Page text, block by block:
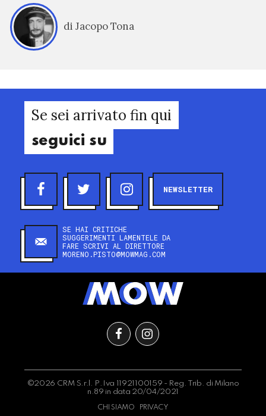
di Jacopo Tona
Se sei arrivato fin qui
seguici su
NEWSLETTER
SE HAI CRITICHE
SUGGERIMENTI LAMENTELE DA
FARE SCRIVI AL DIRETTORE
MORENO.PISTO@MOWMAG.COM
©2026 CRM S.r.l. P.Iva 11921100159 - Reg. Trib. di Milano
n.89 in data 20/04/2021
CHI SIAMO PRIVACY